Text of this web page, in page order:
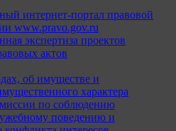
интернет-портал правовой
www.pravo.gov.ru
экспертиза проектов
актов
об имуществе и
характера
по соблюдению
поведению и